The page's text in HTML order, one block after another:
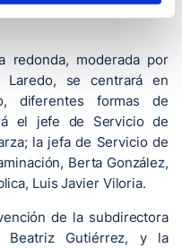
contaminan nuestros
redonda, moderada por
se centrará en
diferentes formas de
el jefe de Servicio de
la jefa de Servicio de
Berta González,
Luis Javier Viloria.
de la subdirectora
Beatriz Gutiérrez, y la